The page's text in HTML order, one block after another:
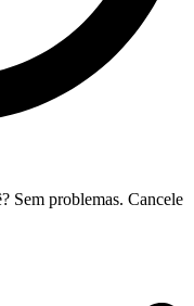
Sem problemas. Cancele